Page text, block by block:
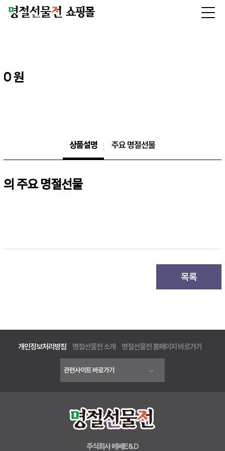
0 원
상품설명 주요 명절선물
의 주요 명절선물
목록
개인정보처리방침 명절선물전 소개 명절선물전 홈페이지 바로가기
주식회사 메쎄E&D